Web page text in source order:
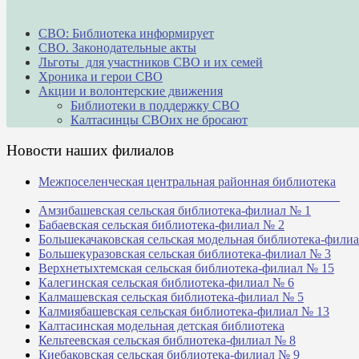
СВО: Библиотека информирует
СВО. Законодательные акты
Льготы для участников СВО и их семей
Хроника и герои СВО
Акции и волонтерские движения
Библиотеки в поддержку СВО
Калтасинцы СВОих не бросают
Новости наших филиалов
Межпоселенческая центральная районная библиотека
Амзибашевская сельская библиотека-филиал № 1
Бабаевская сельская библиотека-филиал № 2
Большекачаковская сельская модельная библиотека-
Большекуразовская сельская библиотека-филиал № 3
Верхнетыхтемская сельская библиотека-филиал № 15
Калегинская сельская библиотека-филиал № 6
Калмашевская сельская библиотека-филиал № 5
Калмиябашевская сельская библиотека-филиал № 13
Калтасинская модельная детская библиотека
Кельтеевская сельская библиотека-филиал № 8
Киебаковская сельская библиотека-филиал № 9